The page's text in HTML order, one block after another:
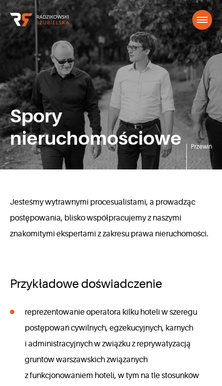
Spory
nieruchomościowe
Przewiń
Jesteśmy wytrawnymi procesualistami, a prowadząc
postępowania, blisko współpracujemy z naszymi
znakomitymi ekspertami z zakresu prawa nieruchomości.
Przykładowe doświadczenie
reprezentowanie operatora kilku hoteli w szeregu
postępowań cywilnych, egzekucyjnych, karnych
i administracyjnych w związku z reprywatyzacją
gruntów warszawskich związanych
z funkcjonowaniem hoteli, w tym na tle stosunków